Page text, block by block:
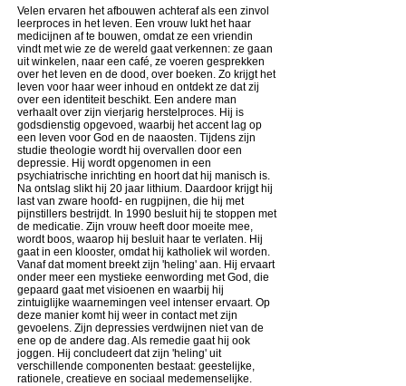
Velen ervaren het afbouwen achteraf als een zinvol
leerproces in het leven. Een vrouw lukt het haar
medicijnen af te bouwen, omdat ze een vriendin
vindt met wie ze de wereld gaat verkennen: ze gaan
uit winkelen, naar een café, ze voeren gesprekken
over het leven en de dood, over boeken. Zo krijgt het
leven voor haar weer inhoud en ontdekt ze dat zij
over een identiteit beschikt. Een andere man
verhaalt over zijn vierjarig herstelproces. Hij is
godsdienstig opgevoed, waarbij het accent lag op
een leven voor God en de naaosten. Tijdens zijn
studie theologie wordt hij overvallen door een
depressie. Hij wordt opgenomen in een
psychiatrische inrichting en hoort dat hij manisch is.
Na ontslag slikt hij 20 jaar lithium. Daardoor krijgt hij
last van zware hoofd- en rugpijnen, die hij met
pijnstillers bestrijdt. In 1990 besluit hij te stoppen met
de medicatie. Zijn vrouw heeft door moeite mee,
wordt boos, waarop hij besluit haar te verlaten. Hij
gaat in een klooster, omdat hij katholiek wil worden.
Vanaf dat moment breekt zijn 'heling' aan. Hij ervaart
onder meer een mystieke eenwording met God, die
gepaard gaat met visioenen en waarbij hij
zintuiglijke waarnemingen veel intenser ervaart. Op
deze manier komt hij weer in contact met zijn
gevoelens. Zijn depressies verdwijnen niet van de
ene op de andere dag. Als remedie gaat hij ook
joggen. Hij concludeert dat zijn 'heling' uit
verschillende componenten bestaat: geestelijke,
rationele, creatieve en sociaal medemenselijke.